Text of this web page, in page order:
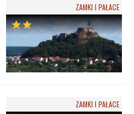
ZAMKI I PAŁACE
starstar
ZAMKI I PAŁACE